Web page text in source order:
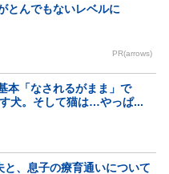
とんでもないレベルに
PR(arrows)
本「なされるがまま」で
犬。そして猫は…やっぱ...
と、息子の療育通いについて